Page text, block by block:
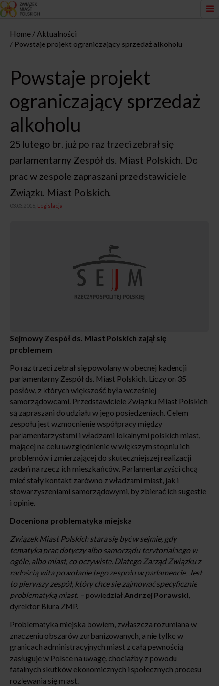
Home
Aktualności
Powstaje projekt ograniczający sprzedaż alkoholu
Powstaje projekt
ograniczający sprzedaż
alkoholu
25 lutego br. już po raz trzeci zebrał się
parlamentarny Zespół ds. Miast Polskich. Do
prac w zespole zapraszani przedstawiciele
Związku Miast Polskich.
03.03.2016, Legislacja
Sejmowy Zespół ds. Miast Polskich zajął się
problemem
Po raz trzeci zebrał się powołany w obecnej kadencji
parlamentarny Zespół ds. Miast Polskich. Liczy on 35
posłów, z których większość była wcześniej
samorządowcami. Przedstawiciele Związku Miast Polskich
są zapraszani do udziału w jego posiedzeniach. Celem
zespołu jest wzmocnienie współpracy między
parlamentarzystami i władzami lokalnymi polskich miast,
mającej na celu uwzględnienie w większym stopniu ich
problemów i zmierzającej do skuteczniejszej realizacji
zadań na rzecz ich mieszkańców. Parlamentarzyści chcą
mieć stały kontakt zarówno z władzami miast, jak i
stowarzyszeniami samorządowymi, by zbierać ich sugestie
i opinie.
Doceniona problematyka miejska
Związek Miast Polskich stara się być w sejmie, gdy
tematyka prac dotyczy albo samorządu terytorialnego w
ogóle, albo miast, co oczywiste. Dlatego Zarząd Związku z
radością wita powołanie tego zespołu w parlamencie. Jest
to pierwszy zespół, który chce się zajmować specyficznie
problematyką miast. – powiedział Andrzej Porawski,
dyrektor Biura ZMP.
Problematyka miejska bowiem, zwłaszcza rozumiana w
znaczeniu obszarów zurbanizowanych, a nie tylko w
granicach administracyjnych miast z całą pewnością
zasługuje w Polsce na uwagę, chociażby z powodu
fatalnych skutków ekonomicznych i społecznych procesu
rozlewania się miast.